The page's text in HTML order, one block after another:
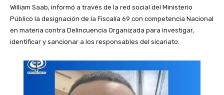
William Saab, informó a través de la red social del Ministerio
Público la designación de la Fiscalía 69 con competencia Nacional
en materia contra Delincuencia Organizada para investigar,
identificar y sancionar a los responsables del sicariato.